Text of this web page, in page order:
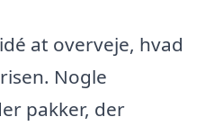
at overveje, hvad
Nogle
pakker, der